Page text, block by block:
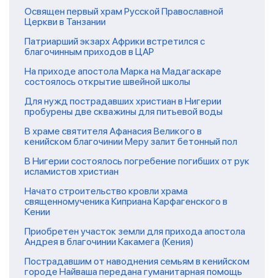
Освящен первый храм Русской Православной
Церкви в Танзании
Патриарший экзарх Африки встретился с
благочинным приходов в ЦАР
На приходе апостола Марка на Мадагаскаре
состоялось открытие швейной школы
Для нужд пострадавших христиан в Нигерии
пробурены две скважины для питьевой воды
В храме святителя Афанасия Великого в
кенийском благочинии Меру залит бетонный пол
В Нигерии состоялось погребение погибших от рук
исламистов христиан
Начато строительство кровли храма
священномученика Киприана Карфагенского в
Кении
Приобретен участок земли для прихода апостола
Андрея в благочинии Какамега (Кения)
Пострадавшим от наводнения семьям в кенийском
городе Найваша передана гуманитарная помощь